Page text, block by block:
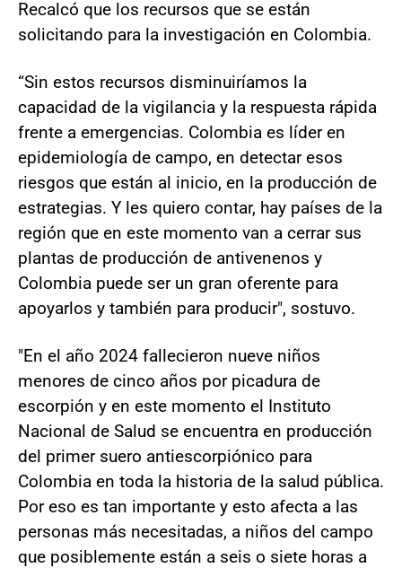
Recalcó que los recursos que se están
solicitando para la investigación en Colombia.
“Sin estos recursos disminuiríamos la
capacidad de la vigilancia y la respuesta rápida
frente a emergencias. Colombia es líder en
epidemiología de campo, en detectar esos
riesgos que están al inicio, en la producción de
estrategias. Y les quiero contar, hay países de la
región que en este momento van a cerrar sus
plantas de producción de antivenenos y
Colombia puede ser un gran oferente para
apoyarlos y también para producir", sostuvo.
"En el año 2024 fallecieron nueve niños
menores de cinco años por picadura de
escorpión y en este momento el Instituto
Nacional de Salud se encuentra en producción
del primer suero antiescorpiónico para
Colombia en toda la historia de la salud pública.
Por eso es tan importante y esto afecta a las
personas más necesitadas, a niños del campo
que posiblemente están a seis o siete horas a